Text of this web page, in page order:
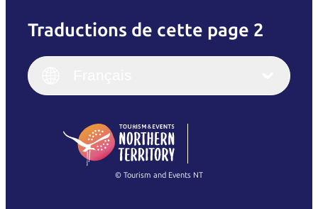
Traductions de cette page 2
English
(Singapore)
Italiano
繁體中文
© Tourism and Events NT